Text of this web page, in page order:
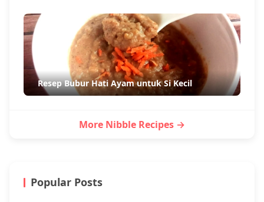
Resep Bubur Hati Ayam untuk Si Kecil
More Nibble Recipes →
Popular Posts